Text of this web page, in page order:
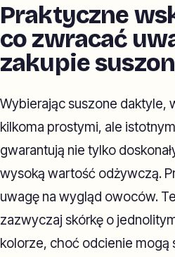
Praktyczne
co zwracać
zakupie
Wybierając suszone daktyle,
kilkoma prostymi, ale
gwarantują nie tylko
wysoką wartość odżywczą.
uwagę na wygląd owoców.
zazwyczaj skórkę o
kolorze, choć odcienie mogą